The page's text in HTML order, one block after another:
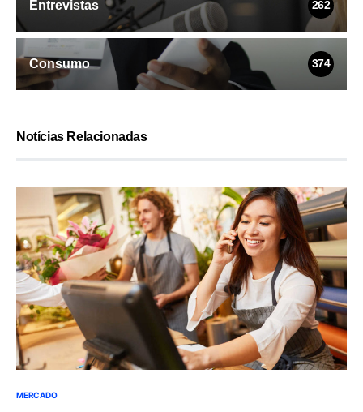
Entrevistas 262
Consumo 374
Notícias Relacionadas
MERCADO